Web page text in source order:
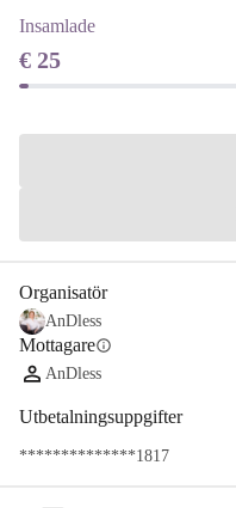
Insamlade
€ 25
Organisatör
AnDless
Mottagareinfo
AnDless
Utbetalningsuppgifter
**************1817